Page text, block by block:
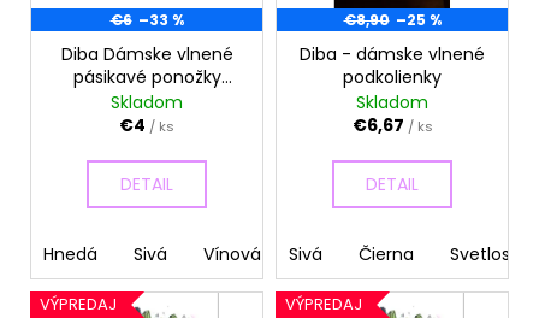
u
r €6 –33 %
Diba Dámske vlnené
pásikavé ponožky
vyššie
Skladom
€4 / ks
DETAIL
Hnedá Sivá Vínová Tehlová
€8,90 –25 %
Diba - dámske vlnené
podkolienky
Skladom
€6,67 / ks
DETAIL
Sivá Čierna Svetlosivá
VÝPREDAJ VÝPREDAJ
á
HĽADAŤ